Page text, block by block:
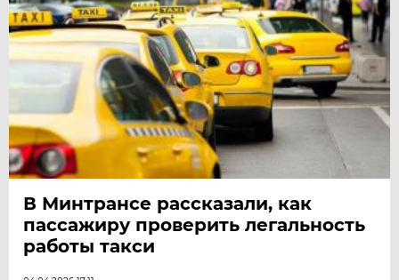
В Минтрансе рассказали, как
пассажиру проверить легальность
работы такси